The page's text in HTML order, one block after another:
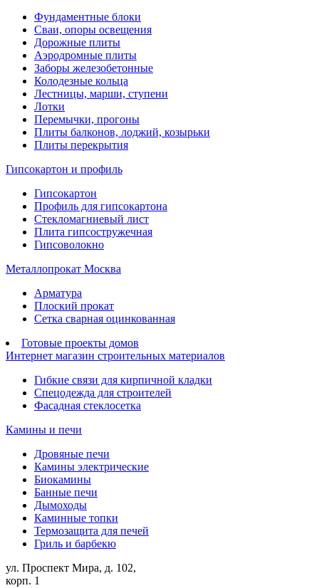
Фундаментные блоки
Сваи, опоры освещения
Дорожные плиты
Аэродромные плиты
Заборы железобетонные
Колодезные кольца
Лестницы, марши, ступени
Лотки
Перемычки, прогоны
Плиты балконов, лоджий, козырьки
Плиты перекрытия
Гипсокартон и профиль
Гипсокартон
Профиль для гипсокартона
Стекломагниевый лист
Плита гипсостружечная
Гипсоволокно
Металлопрокат Москва
Арматура
Плоский прокат
Сетка сварная оцинкованная
Готовые проекты домов
Интернет магазин строительных материалов
Гибкие связи для кирпичной кладки
Спецодежда для строителей
Фасадная стеклосетка
Камины и печи
Дровяные печи
Камины электрические
Биокамины
Банные печи
Дымоходы
Каминные топки
Термозащита для печей
Гриль и барбекю
ул. Проспект Мира, д. 102,
корп. 1